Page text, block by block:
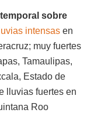
sobre
intensas en
muy fuertes
Tamaulipas,
Estado de
lluvias fuertes en
Roo